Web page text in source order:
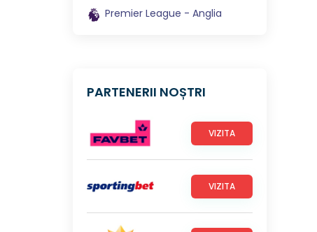
Premier League - Anglia
PARTENERII NOȘTRI
VIZITA
VIZITA